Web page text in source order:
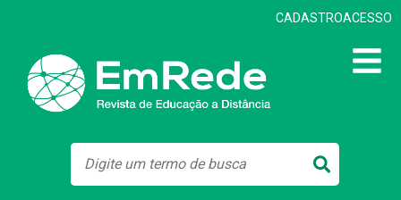
CADASTROACESSO